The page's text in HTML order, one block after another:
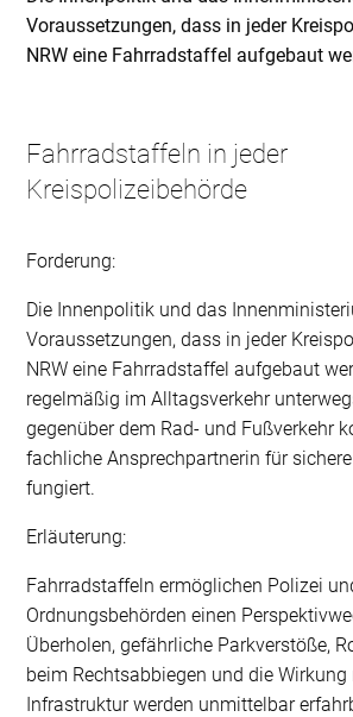
Voraussetzungen, dass in jeder
NRW eine Fahrradstaffel aufgebaut
Fahrradstaffeln in jeder
Kreispolizeibehörde
Forderung:
Die Innenpolitik und das
Voraussetzungen, dass in jeder
NRW eine Fahrradstaffel aufgebaut
regelmäßig im Alltagsverkehr
gegenüber dem Rad- und Fußverkehr
fachliche Ansprechpartnerin für
fungiert.
Erläuterung:
Fahrradstaffeln ermöglichen Polizei
Ordnungsbehörden einen
Überholen, gefährliche Parkverstöße,
beim Rechtsabbiegen und die
Infrastruktur werden unmittelbar